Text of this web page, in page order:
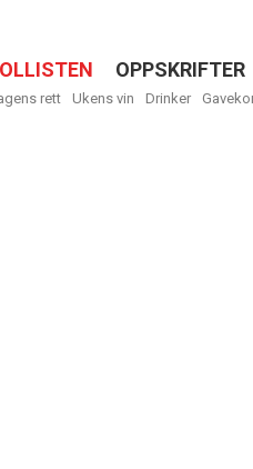
OPPSKRIFTER
rett Ukens vin Drinker